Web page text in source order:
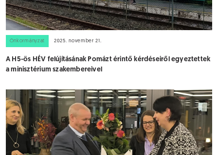
Önkormányzat 2025. november 21.
A H5-ös HÉV felújításának Pomázt érintő kérdéseiről egyeztettek
a minisztérium szakembereivel